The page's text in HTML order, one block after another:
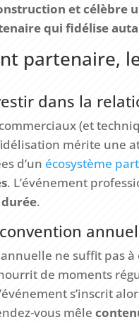
et célèbre
qui fidélise
partenaire,
dans la
(et
mérite une
d’un écosystème
. L’événement
.
ne suffit pas
de moments
s’inscrit
vous mêle